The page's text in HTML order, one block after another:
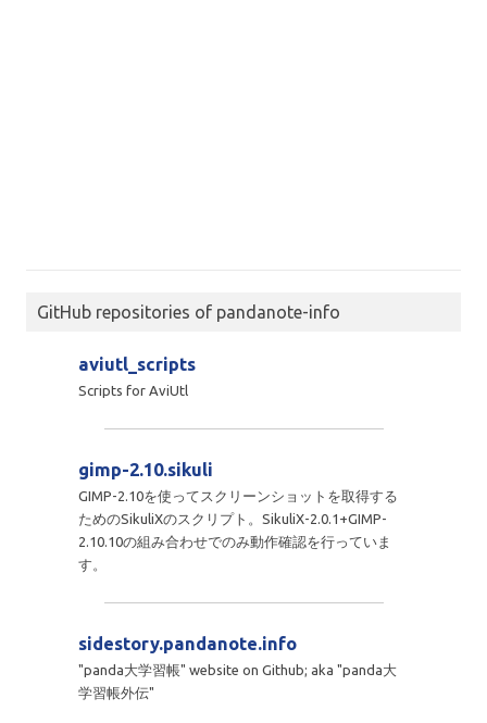
GitHub repositories of pandanote-info
aviutl_scripts
Scripts for AviUtl
gimp-2.10.sikuli
GIMP-2.10を使ってスクリーンショットを取得する
ためのSikuliXのスクリプト。SikuliX-2.0.1+GIMP-
2.10.10の組み合わせでのみ動作確認を行っていま
す。
sidestory.pandanote.info
"panda大学習帳" website on Github; aka "panda大
学習帳外伝"